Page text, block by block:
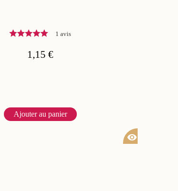
1 avis
1,15 €
Ajouter au panier
visibility